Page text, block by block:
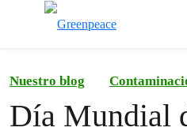
Nuestro blog
Día Mundial